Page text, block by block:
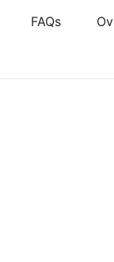
FAQs